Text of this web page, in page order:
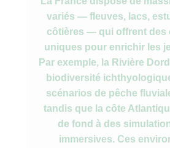
variés — fleuves, lacs,
côtières — qui offrent des
uniques pour enrichir les
Par exemple, la Rivière
biodiversité
scénarios de pêche
tandis que la côte
de fond à des
immersives. Ces